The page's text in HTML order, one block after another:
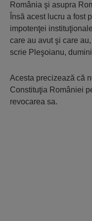
România şi asupra
Însă acest lucru a fost
impotenţei
care au avut şi care
scrie Pleşoianu,
Acesta precizează că
Constituţia României
revocarea sa.